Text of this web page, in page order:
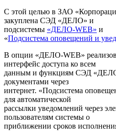
С этой целью в ЗАО
закуплена СЭД «ДЕЛО» и
подсистемы «ДЕЛО-WEB» и
«Подсистема оповещений и
В опции «ДЕЛО-WEB»
интерфейс доступа ко всем
данным и функциям СЭД
документами через
интернет. «Подсистема
для автоматической
рассылки уведомлений через
пользователям системы о
приближении сроков